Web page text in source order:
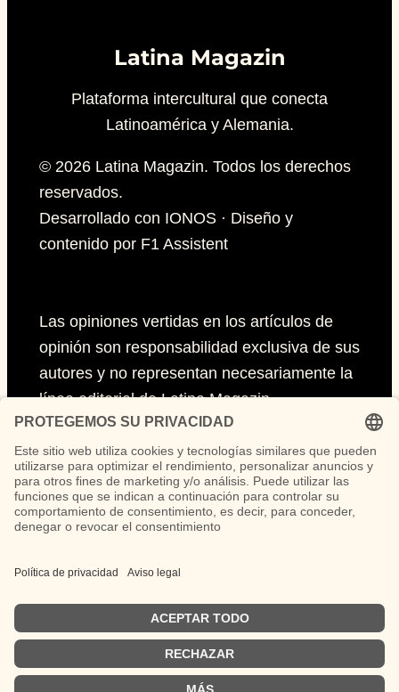
Latina Magazin
Plataforma intercultural que conecta
Latinoamérica y Alemania.
© 2026 Latina Magazin. Todos los derechos
reservados.
Desarrollado con IONOS · Diseño y
contenido por F1 Assistent
Las opiniones vertidas en los artículos de
opinión son responsabilidad exclusiva de sus
autores y no representan necesariamente la
línea editorial de Latina Magazin.
Páginas
Impressum
Políticas de Cookies
Síguenos